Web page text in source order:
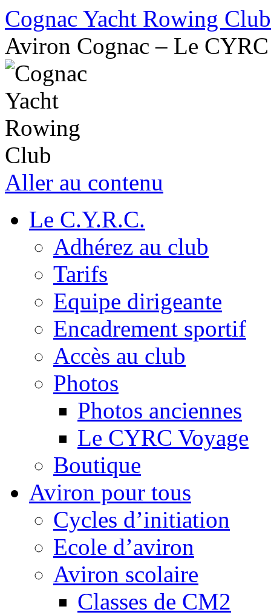
Cognac Yacht Rowing Club
Aviron Cognac – Le CYRC
Aller au contenu
Le C.Y.R.C.
Adhérez au club
Tarifs
Equipe dirigeante
Encadrement sportif
Accès au club
Photos
Photos anciennes
Le CYRC Voyage
Boutique
Aviron pour tous
Cycles d’initiation
Ecole d’aviron
Aviron scolaire
Classes de CM2